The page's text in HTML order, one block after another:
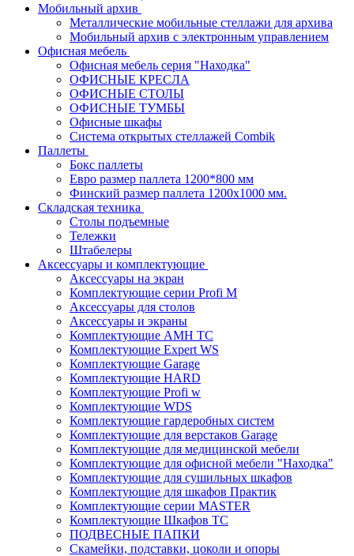
Мобильный архив
Металлические мобильные стеллажи для архива
Мобильный архив с электронным управлением
Офисная мебель
Офисная мебель серия "Находка"
ОФИСНЫЕ КРЕСЛА
ОФИСНЫЕ СТОЛЫ
ОФИСНЫЕ ТУМБЫ
Офисные шкафы
Система открытых стеллажей Combik
Паллеты
Бокс паллеты
Евро размер паллета 1200*800 мм
Финский размер паллета 1200х1000 мм.
Складская техника
Столы подъемные
Тележки
Штабелеры
Аксессуары и комплектующие
Аксессуары на экран
Комплектующие серии Profi M
Аксессуары для столов
Аксессуары и экраны
Комплектующие AMH TC
Комплектующие Expert WS
Комплектующие Garage
Комплектующие HARD
Комплектующие Profi w
Комплектующие WDS
Комплектующие гардеробных систем
Комплектующие для верстаков Garage
Комплектующие для медицинской мебели
Комплектующие для офисной мебели "Находка"
Комплектующие для сушильных шкафов
Комплектующие для шкафов Практик
Комплектующие серии MASTER
Комплектующие Шкафов ТС
ПОДВЕСНЫЕ ПАПКИ
Скамейки, подставки, цоколи и опоры